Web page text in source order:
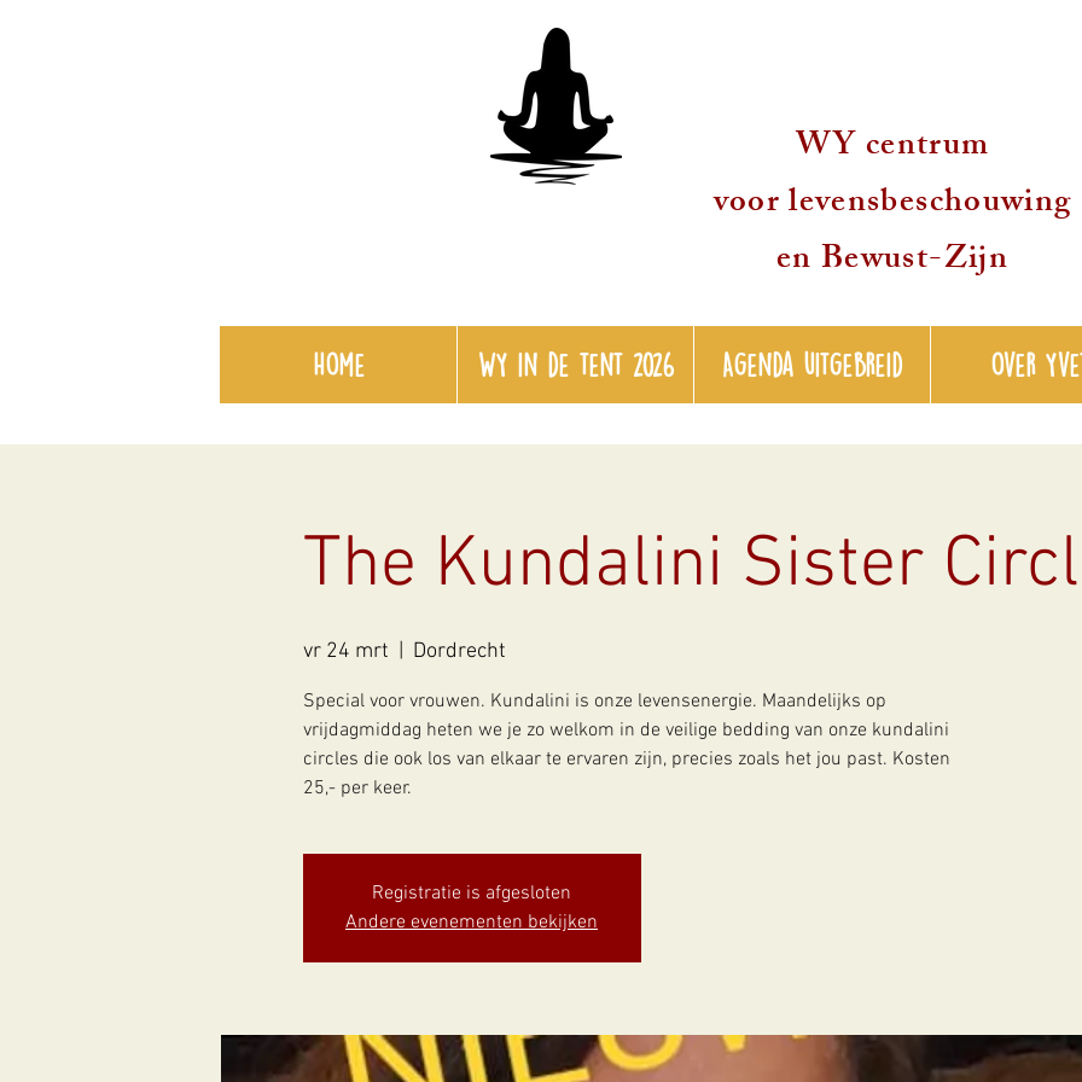
WY centrum
voor levensbeschouwing
en Bewust-Zijn
Home WY in de tent 2026 Agenda uitgebreid over
The Kundalini Sister
vr 24 mrt Dordrecht
Special voor vrouwen. Kundalini is onze levensenergie. Maandelijks op
vrijdagmiddag heten we je zo welkom in de veilige bedding van onze kundalini
circles die ook los van elkaar te ervaren zijn, precies zoals het jou past. Kosten
25,- per keer.
Registratie is afgesloten
Andere evenementen bekijken